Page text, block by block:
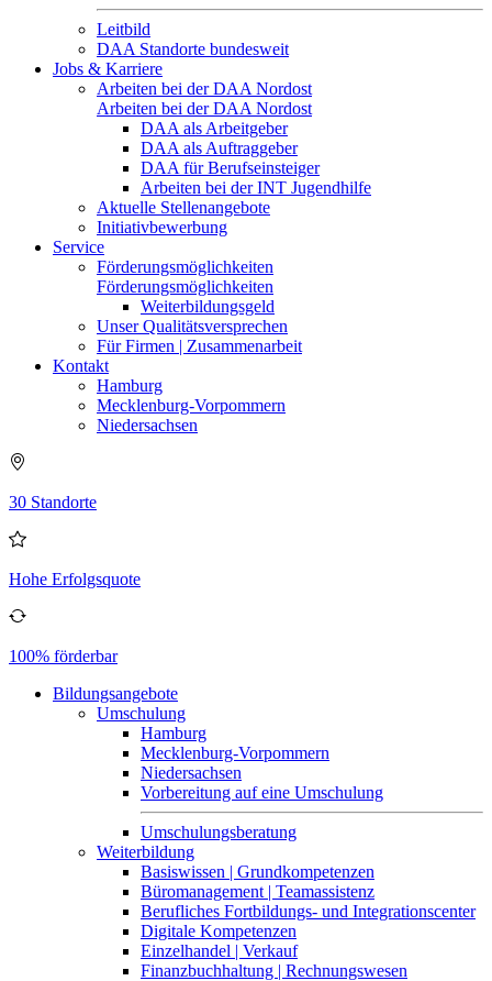
Leitbild
DAA Standorte bundesweit
Jobs & Karriere
Arbeiten bei der DAA Nordost
Arbeiten bei der DAA Nordost
DAA als Arbeitgeber
DAA als Auftraggeber
DAA für Berufseinsteiger
Arbeiten bei der INT Jugendhilfe
Aktuelle Stellenangebote
Initiativbewerbung
Service
Förderungsmöglichkeiten
Förderungsmöglichkeiten
Weiterbildungsgeld
Unser Qualitätsversprechen
Für Firmen | Zusammenarbeit
Kontakt
Hamburg
Mecklenburg-Vorpommern
Niedersachsen
30 Standorte
Hohe Erfolgsquote
100% förderbar
Bildungsangebote
Umschulung
Hamburg
Mecklenburg-Vorpommern
Niedersachsen
Vorbereitung auf eine Umschulung
Umschulungsberatung
Weiterbildung
Basiswissen | Grundkompetenzen
Büromanagement | Teamassistenz
Berufliches Fortbildungs- und Integrationscenter
Digitale Kompetenzen
Einzelhandel | Verkauf
Finanzbuchhaltung | Rechnungswesen